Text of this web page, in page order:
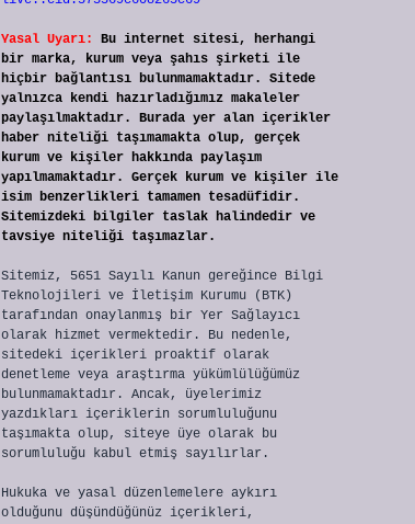
Yasal Uyarı:
Bu internet sitesi, herhangi
bir marka, kurum veya şahıs şirketi ile
hiçbir bağlantısı bulunmamaktadır. Sitede
yalnızca kendi hazırladığımız makaleler
paylaşılmaktadır. Burada yer alan içerikler
haber niteliği taşımamakta olup, gerçek
kurum ve kişiler hakkında paylaşım
yapılmamaktadır. Gerçek kurum ve kişiler ile
isim benzerlikleri tamamen tesadüfidir.
Sitemizdeki bilgiler taslak halindedir ve
tavsiye niteliği taşımazlar.
Sitemiz, 5651 Sayılı Kanun gereğince Bilgi
Teknolojileri ve İletişim Kurumu (BTK)
tarafından onaylanmış bir Yer Sağlayıcı
olarak hizmet vermektedir. Bu nedenle,
sitedeki içerikleri proaktif olarak
denetleme veya araştırma yükümlülüğümüz
bulunmamaktadır. Ancak, üyelerimiz
yazdıkları içeriklerin sorumluluğunu
taşımakta olup, siteye üye olarak bu
sorumluluğu kabul etmiş sayılırlar.
Hukuka ve yasal düzenlemelere aykırı
olduğunu düşündüğünüz içerikleri,